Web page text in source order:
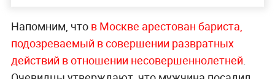
Напомним, что в Москве арестован бариста,
подозреваемый в совершении развратных
действий в отношении несовершеннолетней.